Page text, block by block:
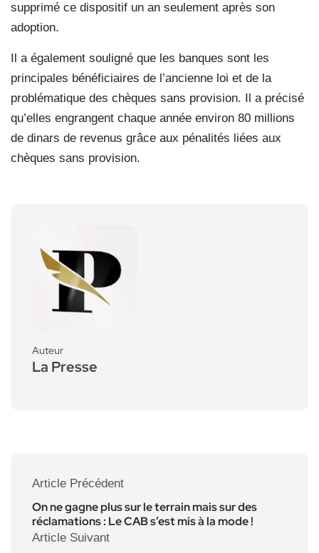
supprimé ce dispositif un an seulement après son
adoption.
Il a également souligné que les banques sont les
principales bénéficiaires de l’ancienne loi et de la
problématique des chèques sans provision. Il a précisé
qu’elles engrangent chaque année environ 80 millions
de dinars de revenus grâce aux pénalités liées aux
chèques sans provision.
Auteur
La Presse
Article Précédent
On ne gagne plus sur le terrain mais sur des
réclamations : Le CAB s’est mis à la mode !
Article Suivant